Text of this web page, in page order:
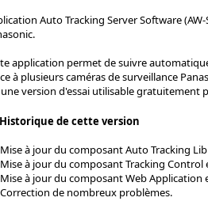
Auto Tracking Server Software
application permet de suivre
à plusieurs caméras de surveillance
version d'essai utilisable gratuitement
Historique de cette version
Mise à jour du composant Auto Tracking
Mise à jour du composant Tracking Control
Mise à jour du composant Web Application
Correction de nombreux problèmes.